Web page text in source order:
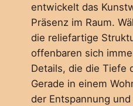
entwickelt das
Präsenz im Raum.
die reliefartige
offenbaren sich
Details, die die Tiefe
Gerade in einem
der Entspannung